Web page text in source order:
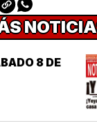
8 DE